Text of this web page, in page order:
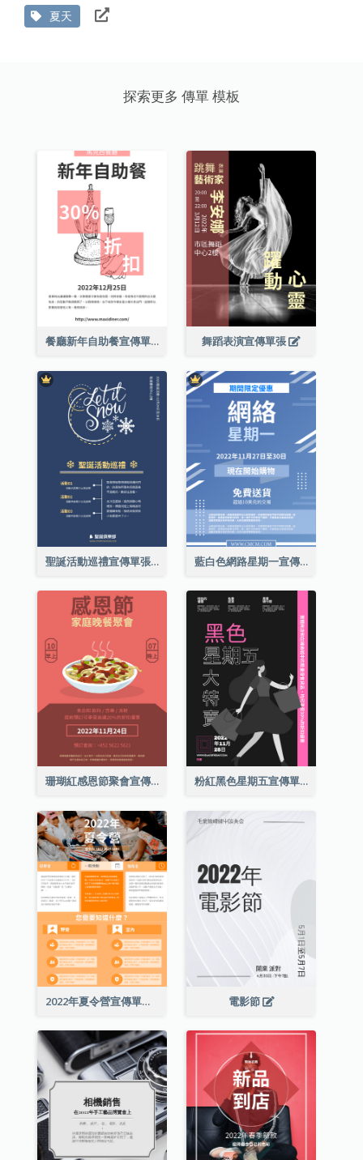
夏天
探索更多 傳單 模板
餐廳新年自助餐宣傳單張 舞蹈表演宣傳單張
聖誕活動巡禮宣傳單張(附介紹) 藍白色網路星期一宣傳單張
珊瑚紅感恩節聚會宣傳單張 粉紅黑色星期五宣傳單張
2022年夏令營宣傳單張 電影節